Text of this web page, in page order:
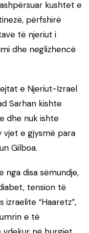
kushtet e
përfshirë
të njeriut i
dhe neglizhencë
e Njeriut-Izrael
Sarhan kishte
dhe nuk ishte
vjet e gjysmë para
Gilboa.
nga disa sëmundje,
tension të
“Haaretz”,
e të